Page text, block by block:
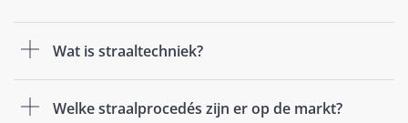
Wat is straaltechniek?
Welke straalprocedés zijn er op de markt?